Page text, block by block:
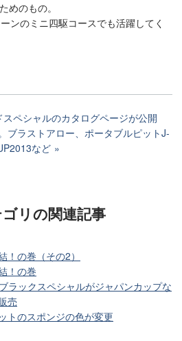
めのもの。
ンのミニ四駆コースでも活躍してく
ペシャルのカタログページが公開
ブラストアロー、ポータブルピットJ-
など
リの関連記事
！の巻（その2）
！の巻
ラックスペシャルがジャパンカップな
売
トのスポンジの色が変更